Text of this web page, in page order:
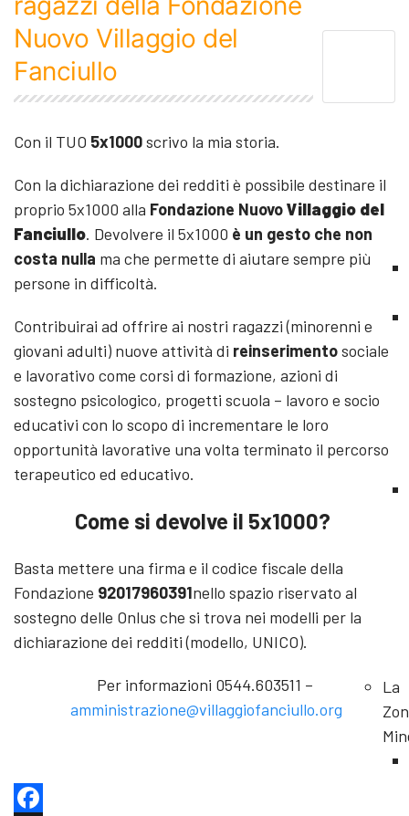
La
Nuovo Villaggio del
Fanciullo
Con il TUO 5x1000scrivo la mia storia.
Con la dichiarazione dei redditi è possibile destinare il
proprio 5x1000 alla Fondazione NuovoVillaggio del
Fanciullo. Devolvere il 5x1000 è un gesto che non
costa nulla ma che permette di aiutare sempre più
persone in difficoltà.
Contribuirai ad offrire ai nostri ragazzi (minorenni e
giovani adulti) nuove attività di reinserimentosociale
e lavorativo come corsi di formazione, azioni di
sostegno psicologico, progetti scuola – lavoro e socio
educativi con lo scopo di incrementare le loro
opportunità lavorative una volta terminato il percorso
terapeutico ed educativo.
Come si devolve il 5x1000?
Basta mettere una firma e il codice fiscale della
Fondazione 92017960391nello spazio riservato al
sostegno delle Onlus che si trova nei modelli per la
dichiarazione dei redditi (modello, UNICO).
Per informazioni 0544.603511 –
amministrazione@villaggiofanciullo.org